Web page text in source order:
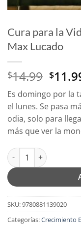
Cura para la
Max Lucado
$14.99 El
precio
era:
$
Es domingo por la
el lunes. Se pasa
odia, solo para
más que ver la
Cura para la Vida
SKU:9780881139020
Categorías:Crecimiento